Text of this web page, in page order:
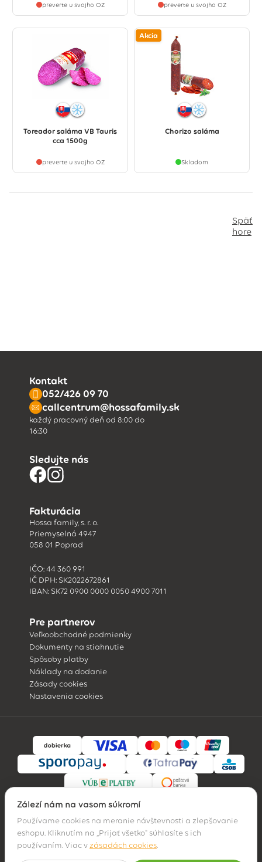
preverte u svojho OZ preverte u svojho OZ
Toreador saláma VB Tauris
cca 1500g
preverte u svojho OZ
Akcia
Chorizo saláma
Skladom
Späť
hore
Kontakt
052/426 09 70
callcentrum@hossafamily.sk
každý pracovný deň od 8:00 do
16:30
Sledujte nás
Fakturácia
Hossa family, s. r. o.
Priemyselná 4947
058 01 Poprad
IČO: 44 360 991
IČ DPH: SK2022672861
IBAN: SK72 0900 0000 0050 4900 7011
Pre partnerov
Veľkoobchodné podmienky
Dokumenty na stiahnutie
Spôsoby platby
Náklady na dodanie
Zásady cookies
Nastavenia cookies
© 2026 Hossa family, s. r. o.
Záleží nám na vašom súkromí
Používame cookies na meranie návštevnosti a zlepšovanie
eshopu. Kliknutím na „Prijať všetko" súhlasíte s ich
používaním. Viac vzásadách cookies.